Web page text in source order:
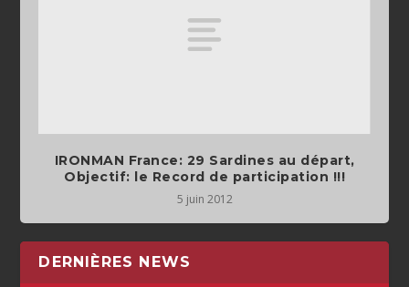
IRONMAN France: 29 Sardines au départ,
Objectif: le Record de participation !!!
5 juin 2012
DERNIÈRES NEWS